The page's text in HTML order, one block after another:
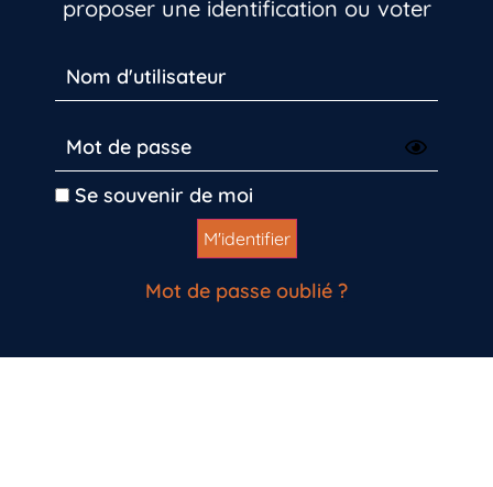
proposer une identification ou voter
Se souvenir de moi
Mot de passe oublié ?